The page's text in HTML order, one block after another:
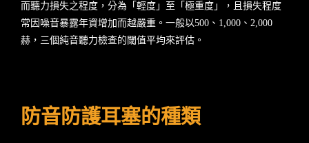
而聽力損失之程度，分為「輕度」至「極重度」，且損失程度
常因噪音暴露年資增加而越嚴重。一般以500、1,000、2,000
赫，三個純音聽力檢查的閾值平均來評估。
防音防護耳塞的種類